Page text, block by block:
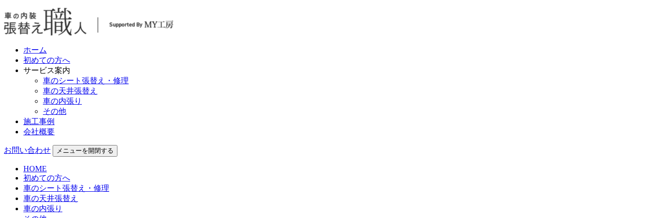
ホーム
初めての方へ
サービス案内
車のシート張替え・修理
車の天井張替え
車の内張り
その他
施工事例
会社概要
お問い合わせ メニューを開閉する
HOME
初めての方へ
車のシート張替え・修理
車の天井張替え
車の内張り